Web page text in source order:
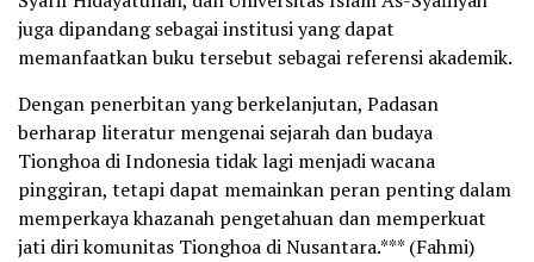
juga dipandang sebagai institusi yang dapat
memanfaatkan buku tersebut sebagai referensi akademik.
Dengan penerbitan yang berkelanjutan, Padasan
berharap literatur mengenai sejarah dan budaya
Tionghoa di Indonesia tidak lagi menjadi wacana
pinggiran, tetapi dapat memainkan peran penting dalam
memperkaya khazanah pengetahuan dan memperkuat
jati diri komunitas Tionghoa di Nusantara.*** (Fahmi)